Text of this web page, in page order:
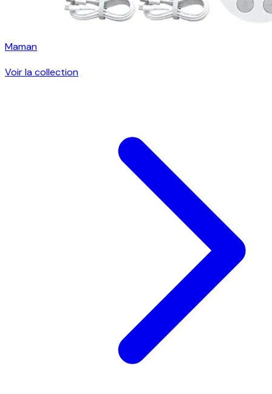
Maman
Voir la collection